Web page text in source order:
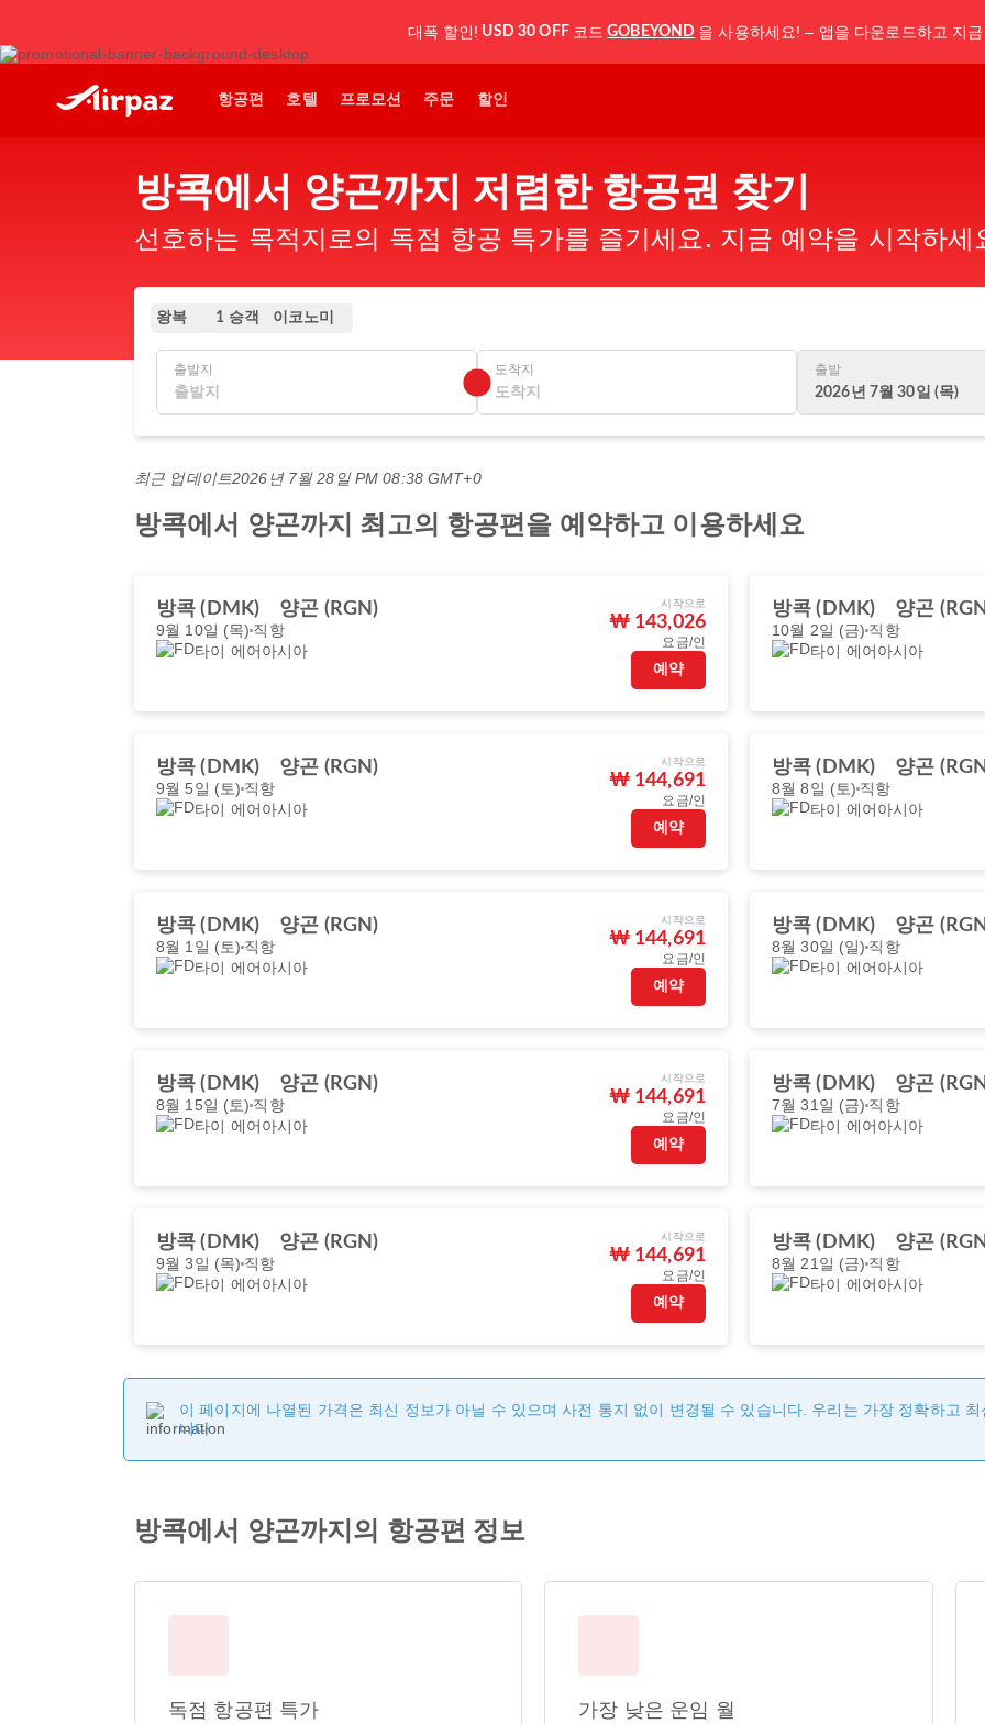
대폭 할인! USD 30 OFF 코드 GOBEYOND 을 사용하세요! – 앱을 다운로드하고 지
항공편 호텔 프로모션 주문 할인
방콕에서 양곤까지 저렴한 항공권 찾기
선호하는 목적지로의 독점 항공 특가를 즐기세요. 지금 예약을 시작하세
왕복 1 승객 이코노미
출발지 도착지
출발
2026년 7월 30일 (목)
최근 업데이트2026년 7월 28일 PM 08:38 GMT+0
방콕에서 양곤까지 최고의 항공편을 예약하고 이용하세요
방콕 (DMK) 양곤 (RGN)
9월 10일 (목) 직항
타이 에어아시아
시작으로
₩ 143,026
요금/인
예약
방콕 (DMK) 양곤
10월 2일 (금) 직항
타이 에어아시아
방콕 (DMK) 양곤 (RGN)
9월 5일 (토) 직항
타이 에어아시아
시작으로
₩ 144,691
요금/인
예약
방콕 (DMK) 양곤
8월 8일 (토) 직항
타이 에어아시아
방콕 (DMK) 양곤 (RGN)
8월 1일 (토) 직항
타이 에어아시아
시작으로
₩ 144,691
요금/인
예약
방콕 (DMK) 양곤
8월 30일 (일) 직항
타이 에어아시아
방콕 (DMK) 양곤 (RGN)
8월 15일 (토) 직항
타이 에어아시아
시작으로
₩ 144,691
요금/인
예약
방콕 (DMK) 양곤
7월 31일 (금) 직항
타이 에어아시아
방콕 (DMK) 양곤 (RGN)
9월 3일 (목) 직항
타이 에어아시아
시작으로
₩ 144,691
요금/인
예약
방콕 (DMK) 양곤
8월 21일 (금) 직항
타이 에어아시아
이 페이지에 나열된 가격은 최신 정보가 아닐 수 있으며 사전 통지 없이 변경될 수 있습니다. 우리는 가장 정확하고
니다.
방콕에서 양곤까지의 항공편 정보
독점 항공편 특가 가장 낮은 운임 월